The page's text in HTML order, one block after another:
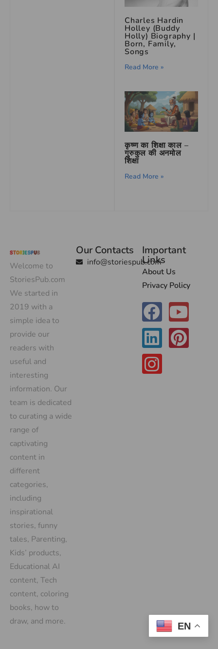
Charles Hardin
Holley (Buddy
Holly) Biography |
Born, Family,
Songs
Read More »
कृष्ण का शिक्षा काल –
गुरुकुल की अनमोल
शिक्षा
Read More »
Welcome to
StoriesPub.com
We started in
2019 with a
simple idea to
provide our
readers with
useful and
interesting
information. Our
team is dedicated
to curating a wide
range of
captivating
content in
different
categories,
including
inspirational
stories, funny
tales, Parenting,
Kids’ products,
Educational AI
content, Tech
content, coloring
books, how to
draw, and more.
Our Contacts
info@storiespub.com
Important
Links
About Us
Privacy Policy
EN